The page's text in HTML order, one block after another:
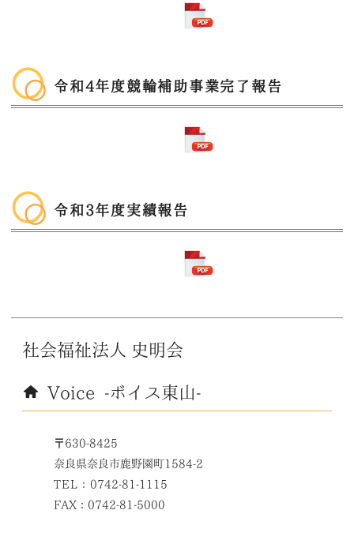
令和4年度競輪補助事業完了報告
令和3年度実績報告
社会福祉法人 史明会
Voice -ボイス東山-
〒630-8425
奈良県奈良市鹿野園町1584-2
TEL： 0742-81-1115
FAX：0742-81-5000